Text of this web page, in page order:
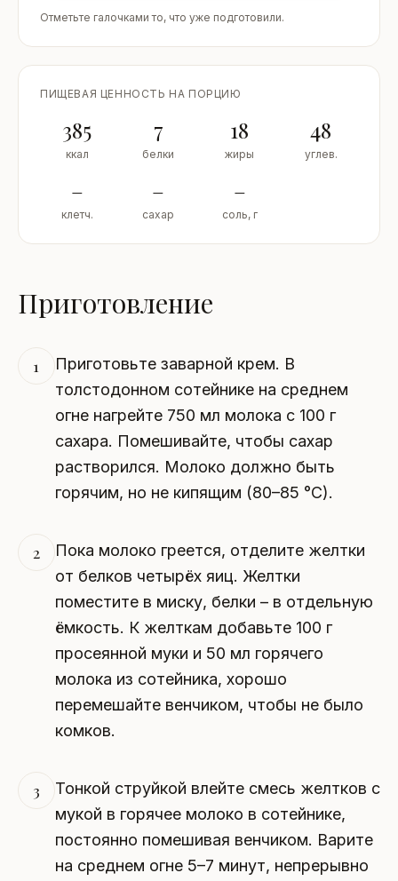
Отметьте галочками то, что уже подготовили.
ПИЩЕВАЯ ЦЕННОСТЬ НА ПОРЦИЮ
385
ккал
7
белки
18
жиры
48
углев.
–
клетч.
–
сахар
–
соль, г
Приготовление
1
Приготовьте заварной крем. В
толстодонном сотейнике на среднем
огне нагрейте 750 мл молока с 100 г
сахара. Помешивайте, чтобы сахар
растворился. Молоко должно быть
горячим, но не кипящим (80–85 °C).
2
Пока молоко греется, отделите желтки
от белков четырёх яиц. Желтки
поместите в миску, белки – в отдельную
ёмкость. К желткам добавьте 100 г
просеянной муки и 50 мл горячего
молока из сотейника, хорошо
перемешайте венчиком, чтобы не было
комков.
3
Тонкой струйкой влейте смесь желтков с
мукой в горячее молоко в сотейнике,
постоянно помешивая венчиком. Варите
на среднем огне 5–7 минут, непрерывно